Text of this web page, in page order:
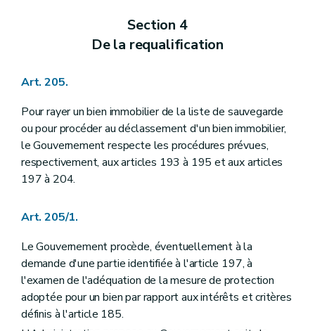
Section 4
De la requalification
Art. 205.
Pour rayer un bien immobilier de la liste de sauvegarde
ou pour procéder au déclassement d'un bien immobilier,
le Gouvernement respecte les procédures prévues,
respectivement, aux articles 193 à 195 et aux articles
197 à 204.
Art. 205/1.
Le Gouvernement procède, éventuellement à la
demande d'une partie identifiée à l'article 197, à
l'examen de l'adéquation de la mesure de protection
adoptée pour un bien par rapport aux intérêts et critères
définis à l'article 185.